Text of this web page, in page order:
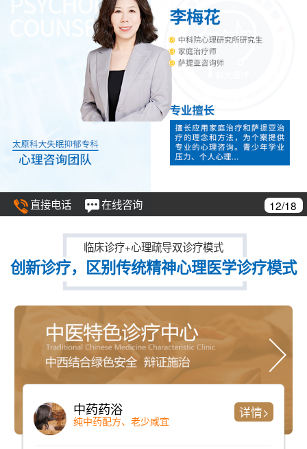
直接电话 在线咨询 12/18
临床诊疗+心理疏导双诊疗模式
创新诊疗，区别传统精神心理医学诊疗模式
中药药浴
纯中药配方、老少咸宜
详情>